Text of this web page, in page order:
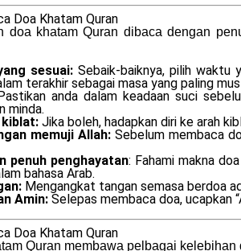
Doa Khatam Quran
doa khatam Quran dibaca dengan
sesuai:Sebaik-baiknya, pilih waktu
terakhir sebagai masa yang paling
anda dalam keadaan suci
minda.
kiblat: Jika boleh, hadapkan diri ke arah
memuji Allah: Sebelum membaca
penuh penghayatan: Fahami makna
bahasa Arab.
Mengangkat tangan semasa berdoa
Amin:Selepas membaca doa, ucapkan
Doa Khatam Quran
Quran membawa pelbagai